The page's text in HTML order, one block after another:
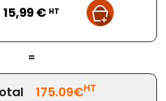
15,99 € HT
=
175.09€HT